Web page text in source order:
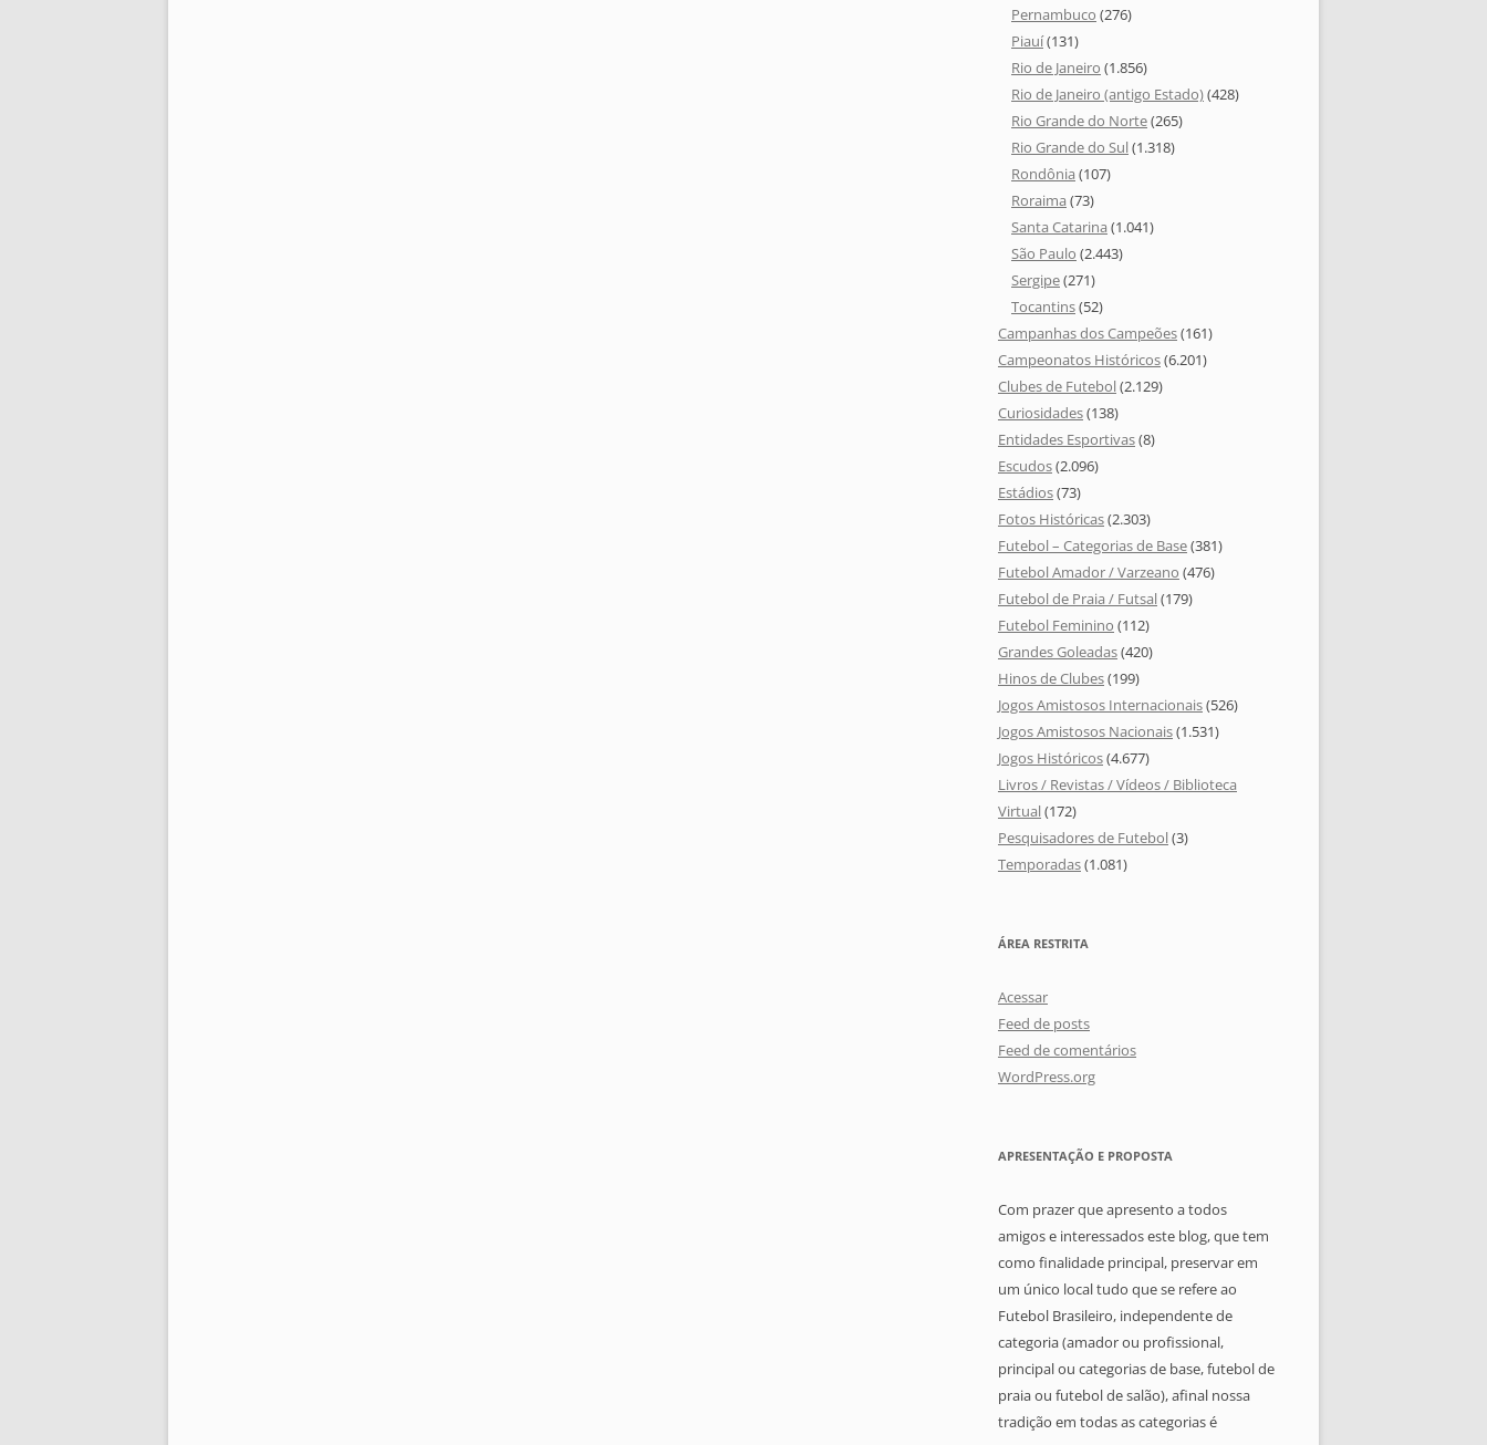
Pernambuco (276)
Piauí(131)
Rio de Janeiro (1.856)
Rio de Janeiro (antigo Estado)(428)
Rio Grande do Norte(265)
Rio Grande do Sul(1.318)
Rondônia (107)
Roraima (73)
Santa Catarina (1.041)
São Paulo (2.443)
Sergipe(271)
Tocantins(52)
Campanhas dos Campeões(161)
Campeonatos Históricos(6.201)
Clubes de Futebol(2.129)
Curiosidades(138)
Entidades Esportivas(8)
Escudos(2.096)
Estádios(73)
Fotos Históricas(2.303)
Futebol – Categorias de Base(381)
Futebol Amador / Varzeano (476)
Futebol de Praia / Futsal(179)
Futebol Feminino (112)
Grandes Goleadas(420)
Hinos de Clubes(199)
Jogos Amistosos Internacionais(526)
Jogos Amistosos Nacionais(1.531)
Jogos Históricos(4.677)
Livros / Revistas / Vídeos / Biblioteca
Virtual(172)
Pesquisadores de Futebol(3)
Temporadas(1.081)
ÁREA RESTRITA
Acessar
Feed de posts
Feed de comentários
WordPress.org
APRESENTAÇÃO E PROPOSTA
Com prazer que apresento a todos
amigos e interessados este blog, que tem
como finalidade principal, preservar em
um único local tudo que se refere ao
Futebol Brasileiro, independente de
categoria (amador ou profissional,
principal ou categorias de base, futebol de
praia ou futebol de salão), afinal nossa
tradição em todas as categorias é